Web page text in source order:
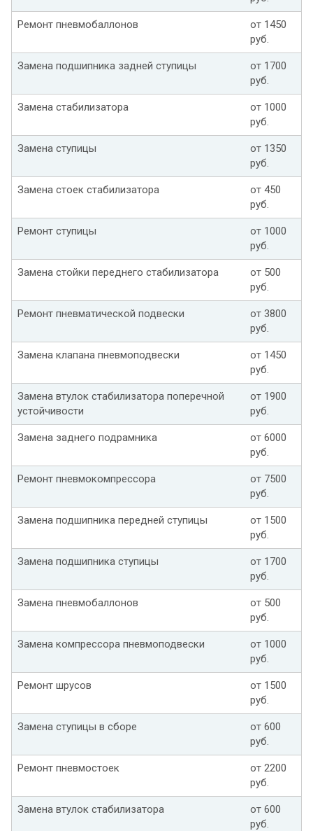
Ремонт пневмобаллонов
от 1450
руб.
Замена подшипника задней ступицы
от 1700
руб.
Замена стабилизатора
от 1000
руб.
Замена ступицы
от 1350
руб.
Замена стоек стабилизатора
от 450
руб.
Ремонт ступицы
от 1000
руб.
Замена стойки переднего стабилизатора
от 500
руб.
Ремонт пневматической подвески
от 3800
руб.
Замена клапана пневмоподвески
от 1450
руб.
Замена втулок стабилизатора поперечной
устойчивости
от 1900
руб.
Замена заднего подрамника
от 6000
руб.
Ремонт пневмокомпрессора
от 7500
руб.
Замена подшипника передней ступицы
от 1500
руб.
Замена подшипника ступицы
от 1700
руб.
Замена пневмобаллонов
от 500
руб.
Замена компрессора пневмоподвески
от 1000
руб.
Ремонт шрусов
от 1500
руб.
Замена ступицы в сборе
от 600
руб.
Ремонт пневмостоек
от 2200
руб.
Замена втулок стабилизатора
от 600
руб.